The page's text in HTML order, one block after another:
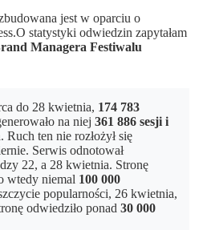
jest w oparciu o
statystyki odwiedzin zapytałam
Managera Festiwalu
do 28 kwietnia, 174 783
na niej 361 886 sesji i
. Ruch ten nie rozłożył się
Serwis odnotował
22, a 28 kwietnia. Stronę
wtedy niemal 100 000
popularności, 26 kwietnia,
odwiedziło ponad 30 000